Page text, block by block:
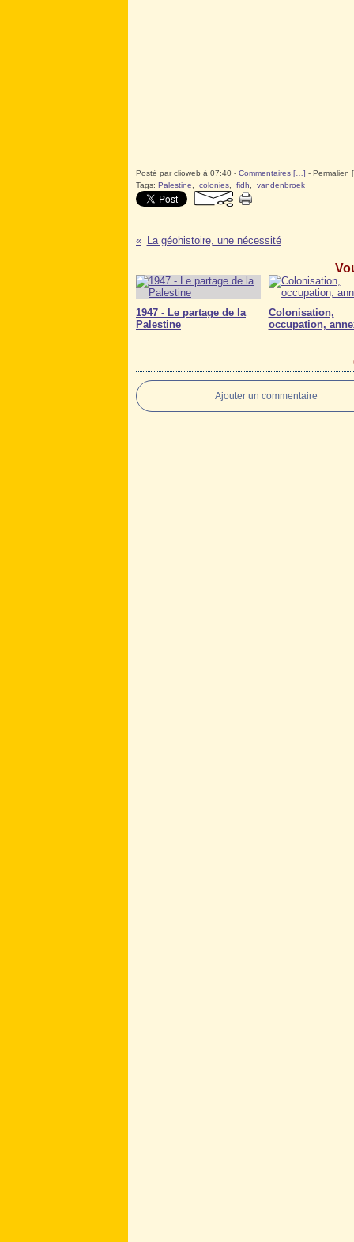
Posté par clioweb à 07:40 - Commentaires [ ] - Permalien [
Tags: Palestine colonies fidh vandenbroek
La géohistoire, une nécessité
1947 - Le partage de la
Palestine
Colonisation,
occupation,
Ajouter un commentaire